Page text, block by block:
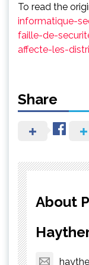
To read the
informatique-
faille-de-
affecte-les-
Share
About